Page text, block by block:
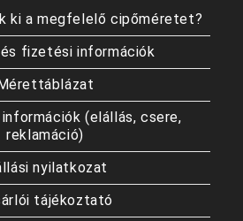
ki a megfelelő cipőméretet?
fizetési információk
(elállás, csere,
reklamáció)
nyilatkozat
tájékoztató